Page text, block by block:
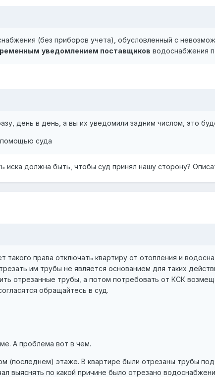
(без приборов учета), обусловленный с
уведомлением поставщиков водоснабжения
день в день, а вы их уведомили задним числом, это
помощью суда
должна быть, чтобы суд принял нашу сторону?
права отключать квартиру от отопления и
им трубы не является основанием для таких
отрезанные трубы, а потом потребовать от КСК
обращайтесь в суд.
А проблема вот в чем.
(последнем) этаже. В квартире были отрезаны трубы
выяснять по какой причине было отрезано